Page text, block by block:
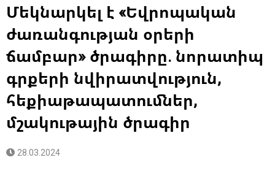
Մեկնարկել է «Եվրոպական
ժառանգության օրերի
ճամբար» ծրագիրը. նորատիպ
գրքերի նվիրատվություն,
հեքիաթապատումներ,
մշակութային ծրագիր
28.03.2024